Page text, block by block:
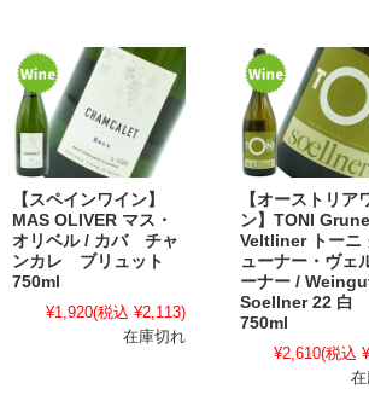
【スペインワイン】
MAS OLIVER マス・
オリベル / カバ チャ
ンカレ ブリュット
750ml
¥1,920(税込 ¥2,113)
在庫切れ
【オーストリア
ン】TONI
Veltliner トーニ
ューナー・ヴェ
ーナー /
Soellner 22 白
750ml
¥2,610(税込